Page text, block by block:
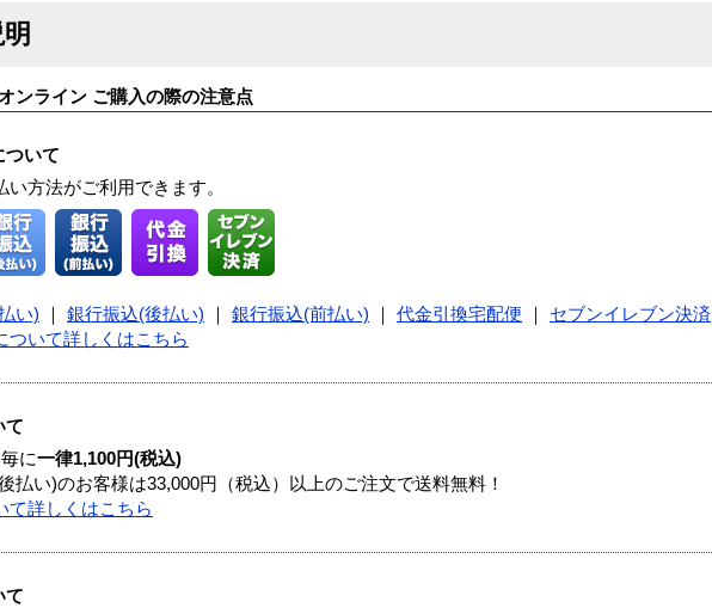
ンライン ご購入の際の注意点
ついて
い方法がご利用できます。
い) 銀行振込(後払い) 銀行振込(前払い) 代金引換宅配便
セブンイレブン決済
ついて詳しくはこちら
て
に一律1,100円(税込)
払い)のお客様は33,000円（税込）以上のご注文で送料無料！
て詳しくはこちら
て